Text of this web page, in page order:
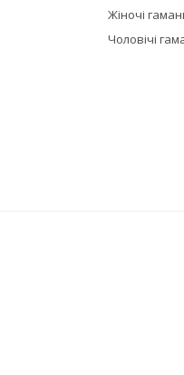
Жіночі
Чоловічі